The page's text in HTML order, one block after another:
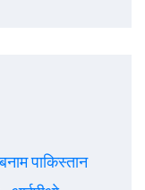
पाकिस्तान